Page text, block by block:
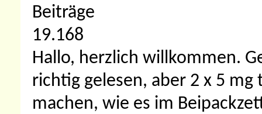
Beiträge
19.168
Hallo, herzlich willkommen.
richtig gelesen, aber 2 x 5
machen, wie es im